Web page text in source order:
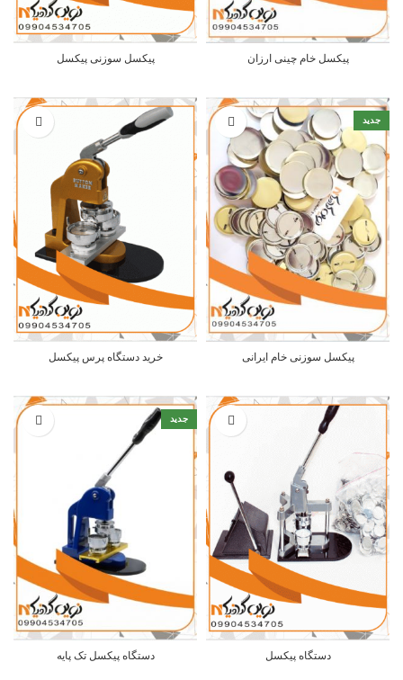
پیکسل خام چینی ارزان پیکسل سوزنی پیکسل
جدید
پیکسل سوزنی خام ایرانی خرید دستگاه پرس پیکسل
دستگاه پیکسل
جدید
دستگاه پیکسل تک پایه